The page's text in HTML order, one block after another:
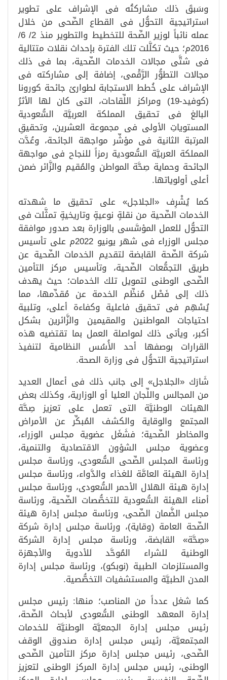
وسَبقَ ذلك مشاركتُه فى الإشراف على تطوير
استراتيجية التحوُّل فى القطاع الصِّحى من خلال
عمله نائباً لوزير الصِّحة للتخطيط والتطوير منذ 2/ 6/
2016م؛ حيث تكلَّلت تلك الفترة بإحداث نقلات متتالية
فى شتَّى مجالات الخدمات الصِّحية، بما فى ذلك
مجالات التطوُّر الرَّقْمى، إضافة إلى مشاركته فى
الإشراف على خُطط الاستجابة لطوارئ جائحة كورونا
(كوفيد-19) ومراكز اللِّقاحات، التى كان لها الأثرُ
البالغ فى تحقيق المملكة العربيَّة السُّعودية
المستوياتِ الأولى فى مجموعة العشرين، وتحقيقِ
المرتبة الثانية فى مؤشِّر مواجهة الجائحة، وعُدَّت
المملكة العربيَّة السُّعودية رمزاً للنجاح فى مواجهة
الجائحة وحماية صِحَّة المواطن والمُقيم والزَّائر ضمن
أعلى أولوياتها.
كما يُشْرِف «الجلاجل» على تحقيق ما شهدته
الخدمات الصِّحية من نقلةٍ نوعيةٍ وتاريخيةٍ تمثَّلت فى
التحوُّل للعمل المؤسَّسى بالوزارة بعد صدور موافقة
مجلس الوزراء فى شهر يونيو 2022م على تأسيس
شركة الصِّحة القابضة لتقديم الخدمات الصِّحية عن
طريق التجمُّعات الصِّحية، وتأسيس مركز التأمين
الصِّحى الوطنى لتمويل تلك الخدمات؛ حيث يهدف
ذلك إلى فَصْل مُنظِّم الخدمة عن مُقدِّمها، مما
يُسْهِم فى تحقيق فاعلية وكفاءة أعلى، وتلبية
احتياجات المواطنين والمقيمين والزَّائرين بشكل
أكبر، ويأتى ذلك لمواصلة العمل بما تقتضيه هذه
القرارات بوصفها أحد الأُسُس النظامية لتنفيذ
استراتيجية التحوُّل فى وزارة الصحة.
شَارَك «الجلاجل» إلى جانب ذلك فى أعمال العديد
من المجالس واللِّجان العليا أو الوزارية، وكذلك بعض
الهيئات الوطنيَّة التى تعمل على تعزيز صِحَّة
المجتمع والوقاية والكشف المُبكِّر عن الأمراض
والمخاطر الصِّحية؛ فشَغَل عضوية مجلس الوزراء،
وعضوية مجلس الشؤون الاقتصادية والتنمية،
ورئاسة المجلس الصِّحى السُّعودى، ورئاسة مجلس
إدارة الهيئة العامَّة للغذاء والدَّواء، ورئاسة مجلس
إدارة هيئة الهلال الأحمر السُّعودى، ورئاسة مجلس
أمناء الهيئة السُّعودية للتخصُّصات الصِّحية، ورئاسة
مجلس الضَّمان الصِّحى، ورئاسة مجلس إدارة هيئة
الصِّحة العامة (وقاية)، ورئاسة مجلس إدارة شركة
«صِحَّة» القابضة، ورئاسة مجلس إدارة الشركة
الوطنية للشراء المُوحَّد للأدوية والأجهزة
والمستلزمات الطبية (نوبكو)، ورئاسة مجلس إدارة
المدن الطبيَّة والمستشفيات التخصُّصية.
كما شغل عدداً من المناصب؛ منها: رئيس مجلس
إدارة المعهد الوطنى السُّعودى لأبحاث الصِّحة،
رئيس مجلس إدارة الجمعيَّة الوطنيَّة للخدمات
المجتمعيَّة، رئيس مجلس إدارة صندوق الوقف
الصِّحى، رئيس مجلس إدارة مركز التأمين الصِّحى
الوطنى، رئيس مجلس إدارة المركز الوطنى لتعزيز